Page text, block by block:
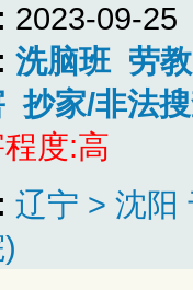
2023-09-25
洗脑班 劳教
抄家/非法
度:高
辽宁 > 沈阳